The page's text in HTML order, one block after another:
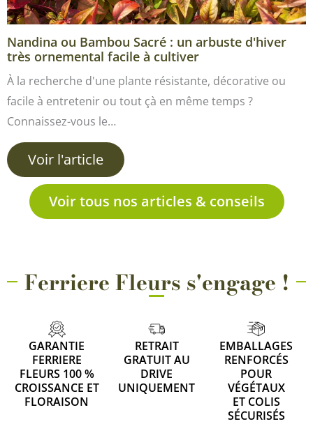
Nandina ou Bambou Sacré : un arbuste d'hiver
très ornemental facile à cultiver
À la recherche d'une plante résistante, décorative ou
facile à entretenir ou tout çà en même temps ?
Connaissez-vous le…
Voir l'article
Voir tous nos articles & conseils
Ferriere Fleurs s'engage !
GARANTIE
FERRIERE
FLEURS 100 %
CROISSANCE ET
FLORAISON
RETRAIT
GRATUIT AU
DRIVE
UNIQUEMENT
EMBALLAGES
RENFORCÉS
POUR
VÉGÉTAUX
ET COLIS
SÉCURISÉS